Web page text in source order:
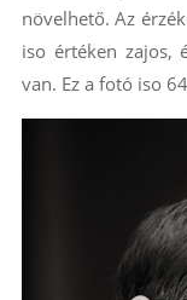
növelhető. Az
iso értéken zajos,
van. Ez a fotó iso